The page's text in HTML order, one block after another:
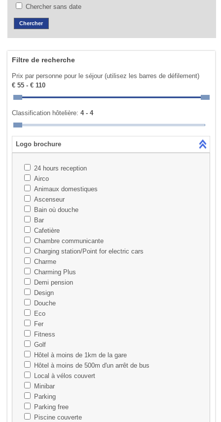
Chercher sans date
Filtre de recherche
Prix par personne pour le séjour (utilisez les barres de défilement)
€ 55 - € 110
Classification hôtelière:4 - 4
Logo brochure
24 hours reception
Airco
Animaux domestiques
Ascenseur
Bain où douche
Bar
Cafetière
Chambre communicante
Charging station/Point for electric cars
Charme
Charming Plus
Demi pension
Design
Douche
Eco
Fer
Fitness
Golf
Hôtel à moins de 1km de la gare
Hôtel à moins de 500m d'un arrêt de bus
Local à vélos couvert
Minibar
Parking
Parking free
Piscine couverte